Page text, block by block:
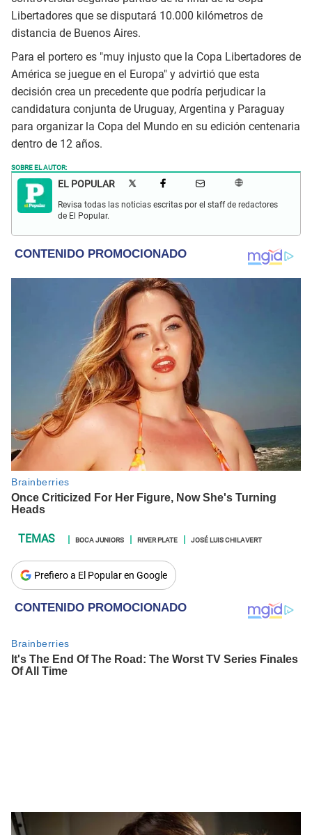
Libertadores que se disputará 10.000 kilómetros de
distancia de Buenos Aires.
Para el portero es "muy injusto que la Copa Libertadores de
América se juegue en el Europa" y advirtió que esta
decisión crea un precedente que podría perjudicar la
candidatura conjunta de Uruguay, Argentina y Paraguay
para organizar la Copa del Mundo en su edición centenaria
dentro de 12 años.
SOBRE EL AUTOR:
EL POPULAR
Revisa todas las noticias escritas por el staff de redactores
de El Popular.
BOCA JUNIORS RIVER PLATE JOSÉ LUIS CHILAVERT
Prefiero a El Popular en Google